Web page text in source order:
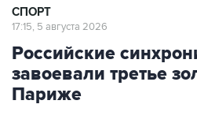
СПОРТ
17:15, 5 августа 2026
Российские
завоевали третье
Париже